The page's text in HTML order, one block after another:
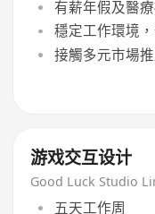
有薪年假及醫
穩定工作環境
接觸多元市場
游戏交互设计
Good Luck Studio
五天工作周